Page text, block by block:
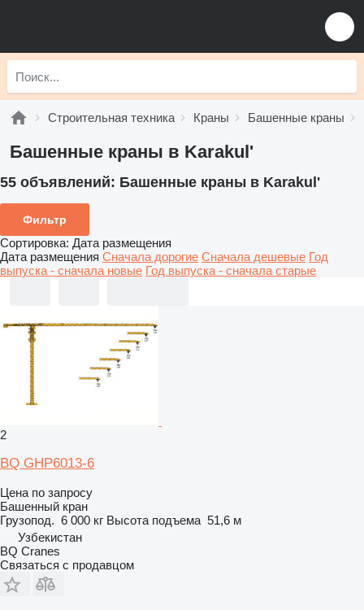
Строительная техника Краны Башенные краны
Башенные краны в Karakul'
55 объявлений: Башенные краны в Karakul'
Фильтр
Сортировка: Дата размещения
Дата размещения Сначала дорогие Сначала дешевые Год
выпуска - сначала новые Год выпуска - сначала старые
2
BQ GHP6013-6
Цена по запросу
Башенный кран
Грузопод. 6 000 кг Высота подъема 51,6 м
Узбекистан
BQ Cranes
Связаться с продавцом